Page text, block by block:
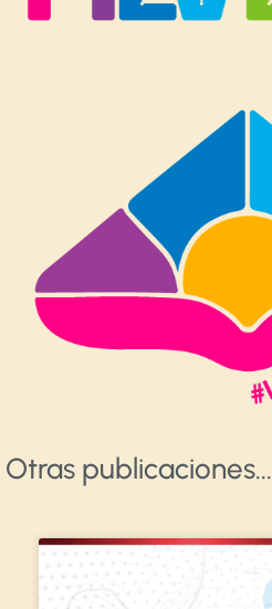
Otras publicaciones​...